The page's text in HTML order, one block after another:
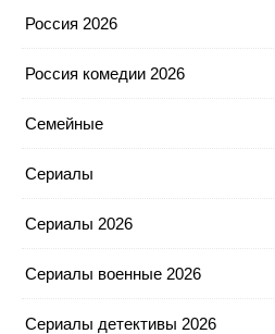
Россия 2026
Россия комедии 2026
Семейные
Сериалы
Сериалы 2026
Сериалы военные 2026
Сериалы детективы 2026